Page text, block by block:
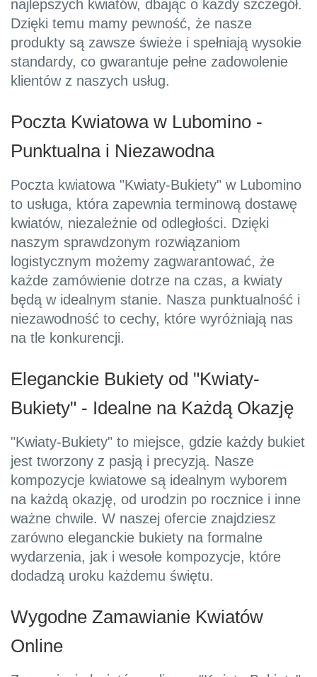
najlepszych kwiatów, dbając o każdy szczegół.
Dzięki temu mamy pewność, że nasze
produkty są zawsze świeże i spełniają wysokie
standardy, co gwarantuje pełne zadowolenie
klientów z naszych usług.
Poczta Kwiatowa w Lubomino -
Punktualna i Niezawodna
Poczta kwiatowa "Kwiaty-Bukiety" w Lubomino
to usługa, która zapewnia terminową dostawę
kwiatów, niezależnie od odległości. Dzięki
naszym sprawdzonym rozwiązaniom
logistycznym możemy zagwarantować, że
każde zamówienie dotrze na czas, a kwiaty
będą w idealnym stanie. Nasza punktualność i
niezawodność to cechy, które wyróżniają nas
na tle konkurencji.
Eleganckie Bukiety od "Kwiaty-
Bukiety" - Idealne na Każdą Okazję
"Kwiaty-Bukiety" to miejsce, gdzie każdy bukiet
jest tworzony z pasją i precyzją. Nasze
kompozycje kwiatowe są idealnym wyborem
na każdą okazję, od urodzin po rocznice i inne
ważne chwile. W naszej ofercie znajdziesz
zarówno eleganckie bukiety na formalne
wydarzenia, jak i wesołe kompozycje, które
dodadzą uroku każdemu świętu.
Wygodne Zamawianie Kwiatów
Online